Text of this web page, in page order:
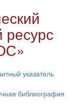
ресурс
указатель
библиография